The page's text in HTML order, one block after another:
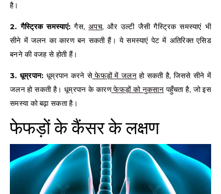
है।
2. गैस्ट्रिक समस्याएं: गैस,अपच, और उल्टी जैसी गैस्ट्रिक समस्याएं भी
सीने में जलन का कारण बन सकती हैं। ये समस्याएं पेट में अतिरिक्त एसिड
बनने की वजह से होती हैं।
3. धूम्रपान: धूम्रपान करने सेफेफड़ों में जलनहो सकती है, जिससे सीने में
जलन हो सकती है। धूम्रपान के कारणफेफड़ों को नुकसान पहुँचता है, जो इस
समस्या को बढ़ा सकता है।
फेफड़ों के कैंसर के लक्षण